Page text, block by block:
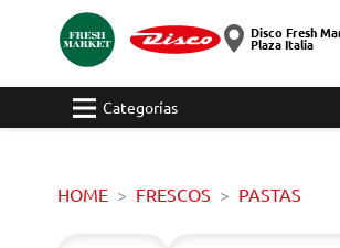
Disco Fresh
Plaza Italia
Categorías
HOME FRESCOS PASTAS